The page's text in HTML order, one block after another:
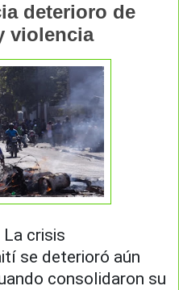
deterioro de
violencia
La crisis
se deterioró aún
consolidaron su